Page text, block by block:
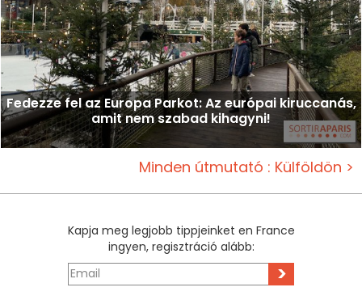
Fedezze fel az Europa Parkot: Az európai kiruccanás,
amit nem szabad kihagyni!
Minden útmutató : Külföldön >
Kapja meg legjobb tippjeinket en France
ingyen, regisztráció alább:
>